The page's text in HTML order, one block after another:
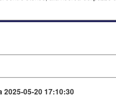
2025-05-20 17:10:30